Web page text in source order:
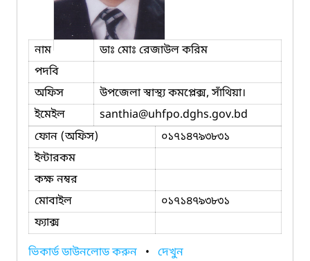
নাম
ডাঃ মোঃ রেজাউল করিম
পদবি
অফিস
উপজেলা স্বাস্থ্য কমপ্লেক্স, সাঁথিয়া।
ইমেইল
santhia@uhfpo.dghs.gov.bd
ফোন (অফিস)
০১৭১৪৭৯৩৮৩১
ইন্টারকম
কক্ষ নম্বর
মোবাইল
০১৭১৪৭৯৩৮৩১
ফ্যাক্স
ভিকার্ড ডাউনলোড করুন • দেখুন